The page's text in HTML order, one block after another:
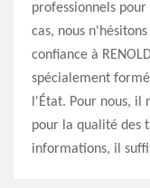
professionnels
cas, nous
confiance à
spécialement
l'État. Pour nous, il
pour la qualité des
informations, il